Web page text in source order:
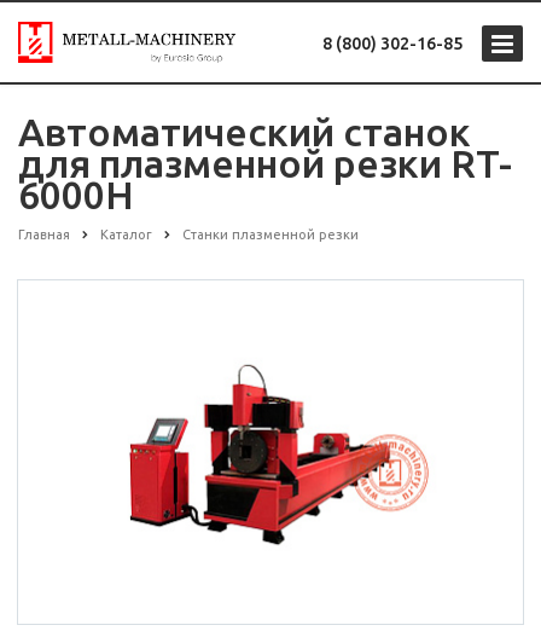
8 (800) 302-16-85
Автоматический станок
для плазменной резки RT-
6000H
Главная Каталог Станки плазменной резки